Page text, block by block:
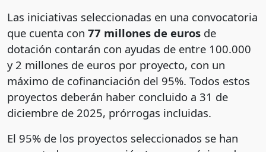
Las iniciativas seleccionadas en una convocatoria
que cuenta con 77 millones de euros de
dotación contarán con ayudas de entre 100.000
y 2 millones de euros por proyecto, con un
máximo de cofinanciación del 95%. Todos estos
proyectos deberán haber concluido a 31 de
diciembre de 2025, prórrogas incluidas.
El 95% de los proyectos seleccionados se han